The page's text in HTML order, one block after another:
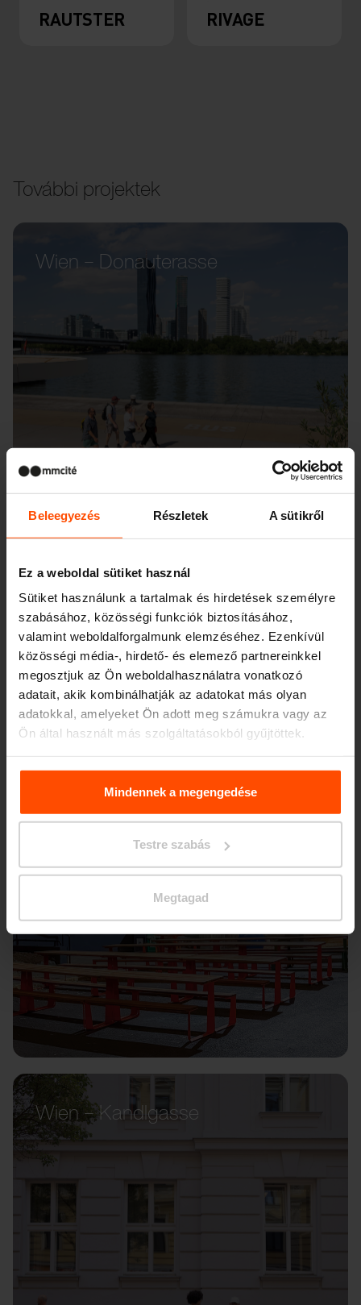
Beleegyezés Részletek A sütikről
Ez a weboldal sütiket használ
Sütiket használunk a tartalmak és hirdetések személyre
szabásához, közösségi funkciók biztosításához,
valamint weboldalforgalmunk elemzéséhez. Ezenkívül
közösségi média-, hirdető- és elemező partnereinkkel
megosztjuk az Ön weboldalhasználatra vonatkozó
adatait, akik kombinálhatják az adatokat más olyan
adatokkal, amelyeket Ön adott meg számukra vagy az
Ön által használt más szolgáltatásokból gyűjtöttek.
További információért kérjük, látogasson el aPrinciples
Relating to the Processing. Personal Data
Mindennek a megengedése
Testre szabás
Megtagad
RAUTSTER RIVAGE
További projektek
Wien – Donauterasse
Seattle – Popup park
Wien – Kandlgasse